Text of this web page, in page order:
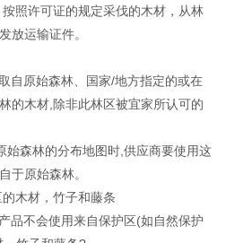
许可证的规定采伐的木材，从林
放运输证件。
原始森林、国家/地方指定的或在
的木材,除非此林区被宜家所认可的
森林的分布地图时,供应商要使用这
于原始森林。
木材，竹子和藤条
不会使用来自保护区(如自然保护